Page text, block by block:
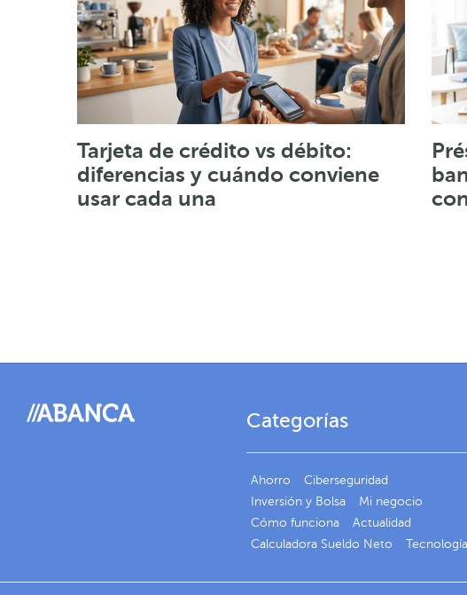
Tarjeta de crédito vs débito:
diferencias y cuándo conviene
usar cada una
Categorías
Ahorro
Ciberseguridad
Inversión y Bolsa
Mi negocio
Cómo funciona
Actualidad
Calculadora Sueldo Neto
Tecnología